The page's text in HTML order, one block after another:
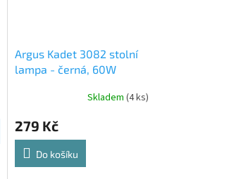
Argus Kadet 3082 stolní
lampa - černá, 60W
Skladem (4 ks)
279 Kč
Do košíku